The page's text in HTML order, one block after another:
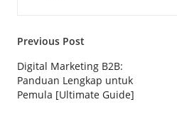
Post
navigation
Previous Post
Digital Marketing B2B:
Panduan Lengkap untuk
Pemula [Ultimate Guide]